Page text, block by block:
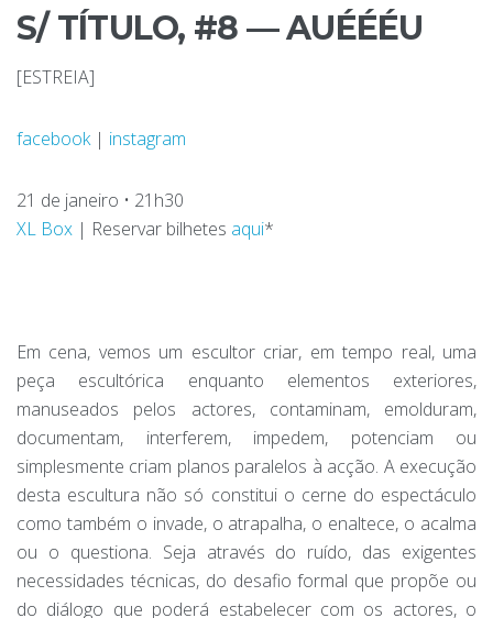
S/ TÍTULO, #8 — AUÉÉÉU
[ESTREIA]
facebook| instagram
21 de janeiro • 21h30
XL Box | Reservar bilhetes aqui*
Em cena, vemos um escultor criar, em tempo real, uma
peça escultórica enquanto elementos exteriores,
manuseados pelos actores, contaminam, emolduram,
documentam, interferem, impedem, potenciam ou
simplesmente criam planos paralelos à acção. A execução
desta escultura não só constitui o cerne do espectáculo
como também o invade, o atrapalha, o enaltece, o acalma
ou o questiona. Seja através do ruído, das exigentes
necessidades técnicas, do desafio formal que propõe ou
do diálogo que poderá estabelecer com os actores, o